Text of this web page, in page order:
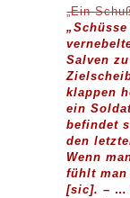
„Ein
Salven
klappen
ein
befindet
den
Wenn
fühlt man
[sic]. – …